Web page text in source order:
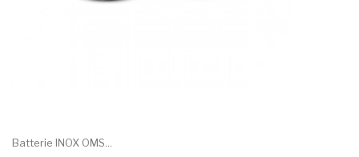
Batterie INOX OMS...